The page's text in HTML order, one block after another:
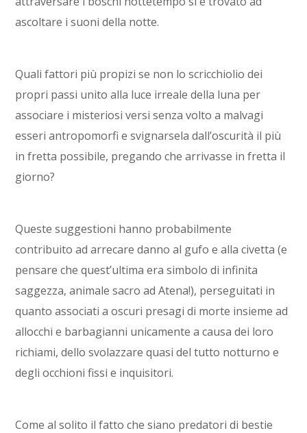
ascoltare i suoni della notte.
Quali fattori più propizi se non lo scricchiolio dei
propri passi unito alla luce irreale della luna per
associare i misteriosi versi senza volto a malvagi
esseri antropomorfi e svignarsela dall’oscurità il più
in fretta possibile, pregando che arrivasse in fretta il
giorno?
Queste suggestioni hanno probabilmente
contribuito ad arrecare danno al gufo e alla civetta (e
pensare che quest’ultima era simbolo di infinita
saggezza, animale sacro ad Atena!), perseguitati in
quanto associati a oscuri presagi di morte insieme ad
allocchi e barbagianni unicamente a causa dei loro
richiami, dello svolazzare quasi del tutto notturno e
degli occhioni fissi e inquisitori.
Come al solito il fatto che siano predatori di bestie